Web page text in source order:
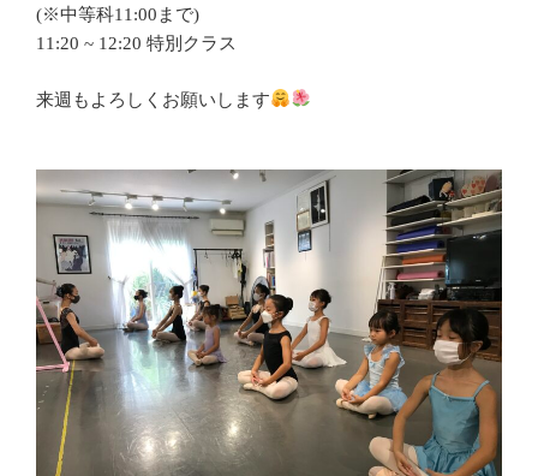
(※中等科11:00まで)
11:20 ~ 12:20 特別クラス
来週もよろしくお願いします